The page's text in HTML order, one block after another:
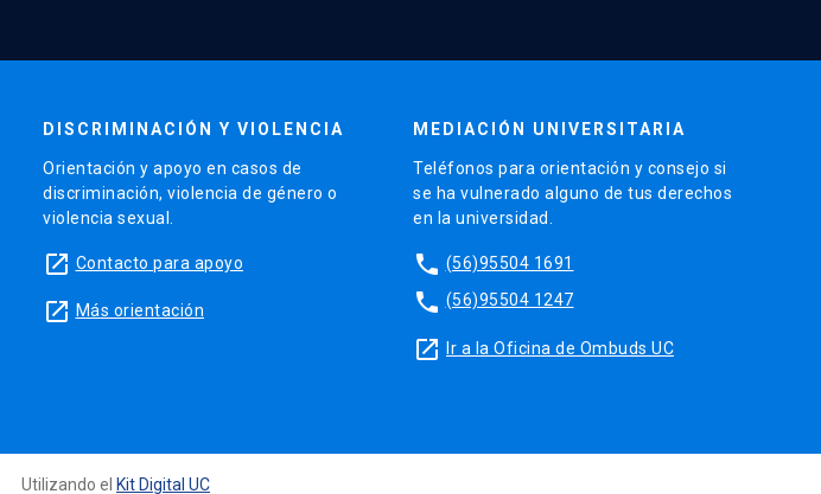
DISCRIMINACIÓN Y VIOLENCIA
Orientación y apoyo en casos de
discriminación, violencia de género o
violencia sexual.
launch Contacto para apoyo
launch Más orientación
MEDIACIÓN UNIVERSITARIA
Teléfonos para orientación y consejo si
se ha vulnerado alguno de tus derechos
en la universidad.
phone (56)95504 1691
phone (56)95504 1247
launch Ir a la Oficina de Ombuds UC
Utilizando el Kit Digital UC